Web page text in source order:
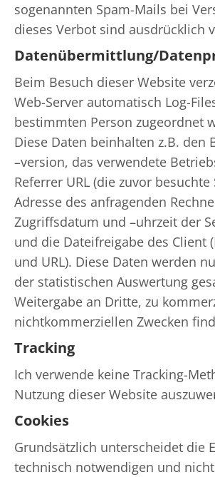
sogenannten Spam-Mails bei
dieses Verbot sind ausdrücklich
Datenübermittlung/
Beim Besuch dieser Website
Web-Server automatisch Log-
bestimmten Person zugeordnet
Diese Daten beinhalten z.B. den
–version, das verwendete
Referrer URL (die zuvor besuchte
Adresse des anfragenden
Zugriffsdatum und –uhrzeit der
und die Dateifreigabe des Client
und URL). Diese Daten werden
der statistischen Auswertung
Weitergabe an Dritte, zu
nichtkommerziellen Zwecken
Tracking
Ich verwende keine Tracking-
Nutzung dieser Website
Cookies
Grundsätzlich unterscheidet die
technisch notwendigen und